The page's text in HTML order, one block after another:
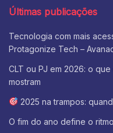
Últimas publicações
Tecnologia com mais
Protagonize Tech –
CLT ou PJ em 2026: o
mostram
2025 na trampos:
O fim do ano define o